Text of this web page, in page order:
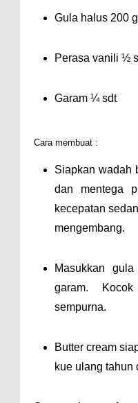
Gula halus 200 g
Perasa vanili ½
Garam ¼ sdt
Cara membuat :
Siapkan wadah
dan mentega
kecepatan
mengembang.
Masukkan
garam.
sempurna.
Butter cream
kue ulang tahun